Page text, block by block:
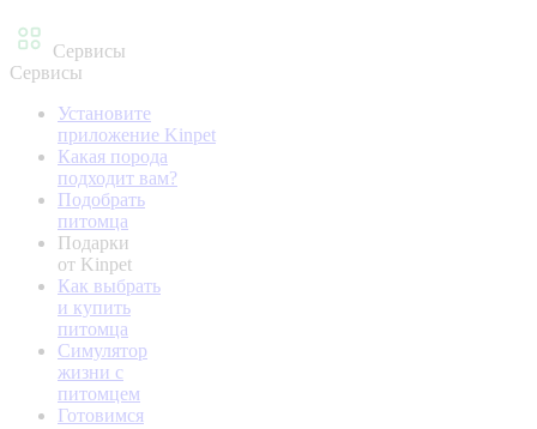
Сервисы
Сервисы
Установите
приложение Kinpet
Какая порода
подходит вам?
Подобрать
питомца
Подарки
от Kinpet
Как выбрать
и купить
питомца
Симулятор
жизни с
питомцем
Готовимся